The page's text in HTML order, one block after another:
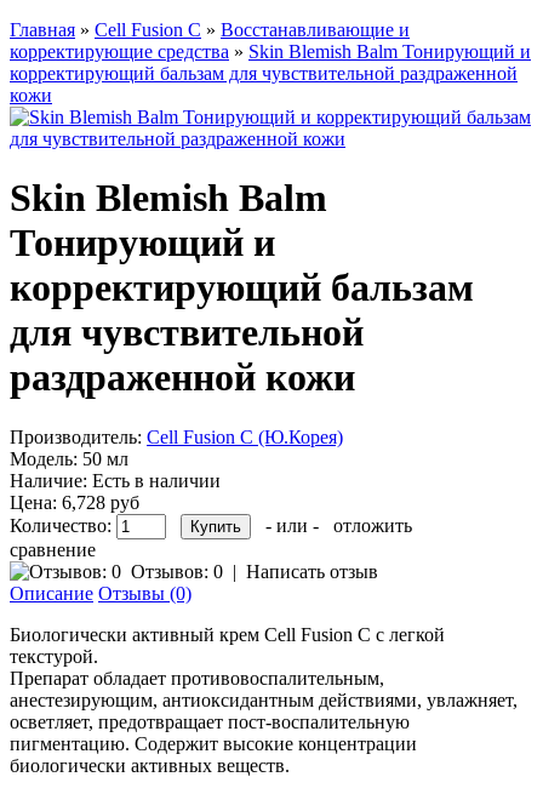
Главная » Cell Fusion C » Восстанавливающие и
корректирующие средства » Skin Blemish Balm Тонирующий и
корректирующий бальзам для чувствительной раздраженной
кожи
Skin Blemish Balm
Тонирующий и
корректирующий бальзам
для чувствительной
раздраженной кожи
Производитель: Cell Fusion C (Ю.Корея)
Модель: 50 мл
Наличие: Есть в наличии
Цена: 6,728 руб
Количество:
- или -
отложить
сравнение
Отзывов: 0 | Написать отзыв
Описание Отзывы (0)
Биологически активный крем Cell Fusion C с легкой
текстурой.
Препарат обладает противовоспалительным,
анестезирующим, антиоксидантным действиями, увлажняет,
осветляет, предотвращает пост-воспалительную
пигментацию. Содержит высокие концентрации
биологически активных веществ.